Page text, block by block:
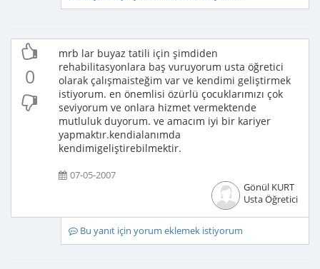
0
mrb lar buyaz tatili için şimdiden
rehabilitasyonlara baş vuruyorum usta öğretici
olarak çalışmaisteğim var ve kendimi geliştirmek
istiyorum. en önemlisi özürlü çocuklarımızı çok
seviyorum ve onlara hizmet vermektende
mutluluk duyorum. ve amacım iyi bir kariyer
yapmaktır.kendialanımda
kendimigeliştirebilmektir.
07-05-2007
Gönül KURT
Usta Öğretici
Bu yanıt için yorum eklemek istiyorum